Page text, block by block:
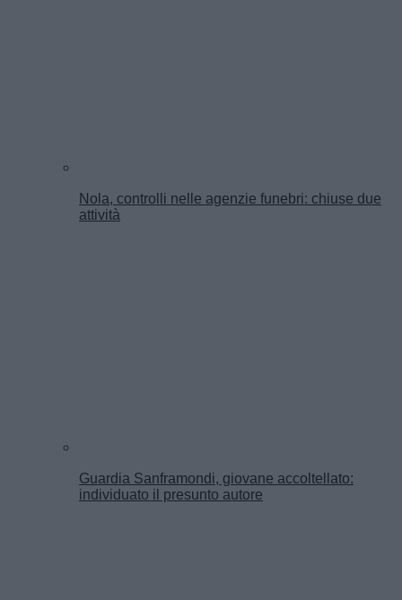
Nola, controlli nelle agenzie funebri: chiuse due
attività
Guardia Sanframondi, giovane accoltellato:
individuato il presunto autore